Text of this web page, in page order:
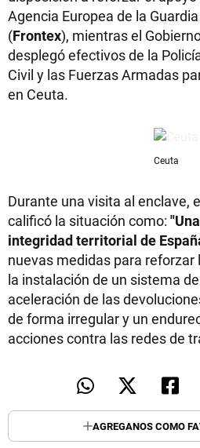
Agencia Europea de la
(Frontex), mientras el
desplegó efectivos de la
Civil y las Fuerzas Armadas
en Ceuta.
Ceuta
Durante una visita al enclave,
calificó la situación como:
integridad territorial de
nuevas medidas para
la instalación de un sistema
aceleración de las
de forma irregular y un
acciones contra las redes de
AGREGANOS COMO